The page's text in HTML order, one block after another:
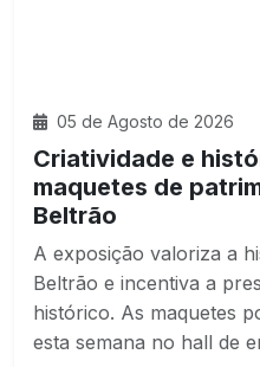
05 de Agosto de 2026
Criatividade e
maquetes de
Beltrão
A exposição valoriza a
Beltrão e incentiva a
histórico. As maquetes
esta semana no hall de